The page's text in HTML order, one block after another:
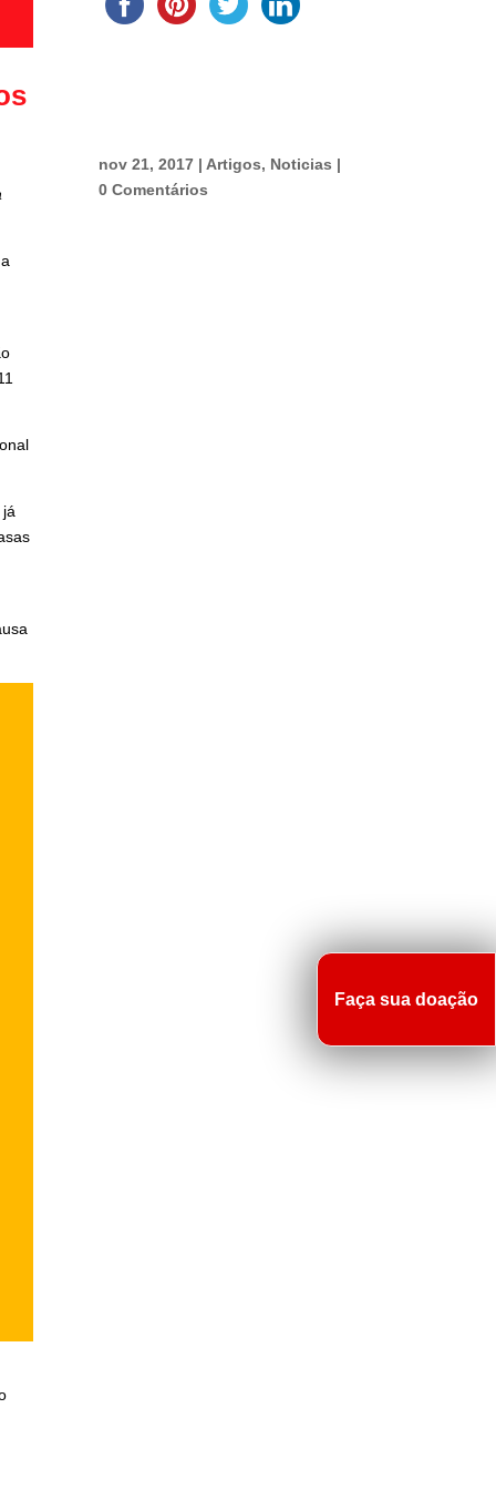
nov 21, 2017 | Artigos, Noticias |
0 Comentários
Faça sua doação